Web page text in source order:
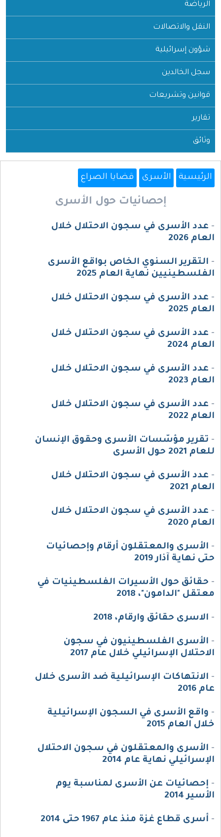
الرياضة
النقل والاتصالات
شؤون إسرائيلية
سجل الخالدين
قوانين وتشريعات
تقارير
وثائق
الرئيسية الأسرى قضايا الصراع
إحصائيات حول الأسرى
- عدد الأسرى في سجون الاحتلال خلال
العام 2026
- التقرير السنوي الخاص بواقع الأسرى
الفلسطينيين نهاية العام 2025
- عدد الأسرى في سجون الاحتلال خلال
العام 2025
- عدد الأسرى في سجون الاحتلال خلال
العام 2024
- عدد الأسرى في سجون الاحتلال خلال
العام 2023
- عدد الأسرى في سجون الاحتلال خلال
العام 2022
- تقرير مؤسّسات الأسرى وحقوق الإنسان
للعام 2021 حول الأسرى
- عدد الأسرى في سجون الاحتلال خلال
العام 2021
- عدد الأسرى في سجون الاحتلال خلال
العام 2020
- الأسرى والمعتقلون أرقام وإحصائيات
حتى نهاية آذار 2019
- حقائق حول الأسيرات الفلسطينيات في
معتقل "الدامون"، 2018
- الاسرى حقائق وارقام، 2018
- الأسرى الفلسطينيون في سجون
الاحتلال الإسرائيلي خلال عام 2017
- الانتهاكات الإسرائيلية ضد الأسرى خلال
عام 2016
- واقع الأسرى في السجون الإسرائيلية
خلال العام 2015
- الأسرى والمعتقلون في سجون الاحتلال
الإسرائيلي نهاية عام 2014
- إحصائيات عن الأسرى لمناسبة يوم
الأسير 2014
- أسرى قطاع غزة منذ عام 1967 حتى 2014